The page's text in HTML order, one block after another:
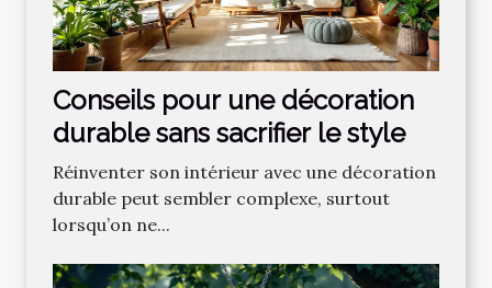
Conseils pour une décoration
durable sans sacrifier le style
Réinventer son intérieur avec une décoration
durable peut sembler complexe, surtout
lorsqu’on ne...